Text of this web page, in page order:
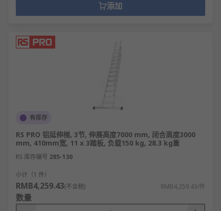
添加
有库存
RS PRO 铝延伸梯, 3节, 伸展高度7000 mm, 闭合高度3000
mm, 410mm宽, 11 x 3踏板, 负载150 kg, 28.3 kg重
RS 库存编号 285-130
小计（1 件）
RMB4,259.43(不含税) RMB4,259.43/件
数量